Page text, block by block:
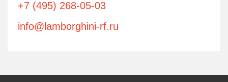
+7 (495) 268-05-03
info@lamborghini-rf.ru